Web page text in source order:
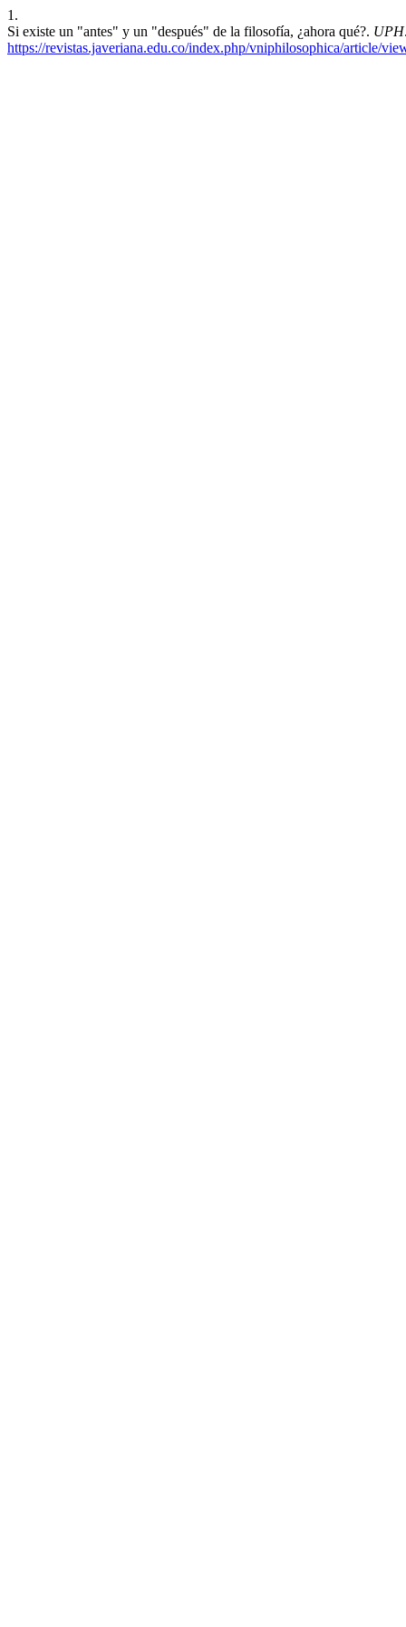
1.
Si existe un "antes" y un "después" de la filosofía, ¿ahora qué?. UPH
https://revistas.javeriana.edu.co/index.php/vniphilosophica/article/